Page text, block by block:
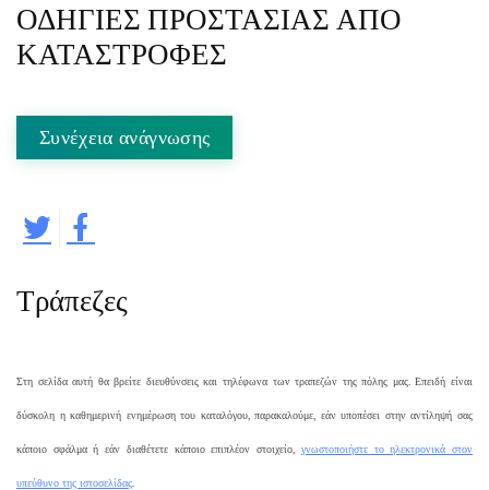
ΟΔΗΓΙΕΣ ΠΡΟΣΤΑΣΙΑΣ ΑΠΟ
ΚΑΤΑΣΤΡΟΦΕΣ
Συνέχεια ανάγνωσης
Τράπεζες
Στη σελίδα αυτή θα βρείτε διευθύνσεις και τηλέφωνα των τραπεζών της πόλης μας. Επειδή είναι
δύσκολη η καθημερινή ενημέρωση του καταλόγου, παρακαλούμε, εάν υποπέσει στην αντίληψή σας
κάποιο σφάλμα ή εάν διαθέτετε κάποιο επιπλέον στοιχείο, γνωστοποιήστε το ηλεκτρονικά στον
υπεύθυνο της ιστοσελίδας